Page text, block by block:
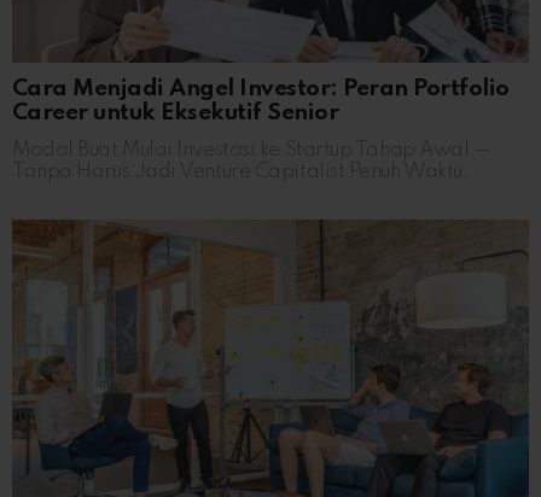
Cara Menjadi Angel Investor: Peran Portfolio
Career untuk Eksekutif Senior
Modal Buat Mulai Investasi ke Startup Tahap Awal —
Tanpa Harus Jadi Venture Capitalist Penuh Waktu.